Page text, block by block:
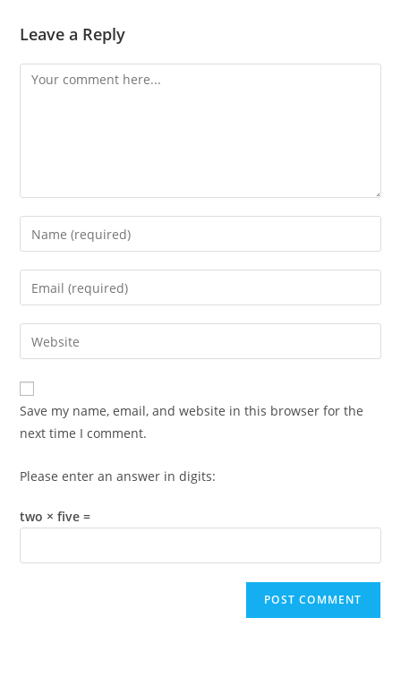
Leave a Reply
Comment
Enter
your
name
comment
Enter
your
email
address
comment
Enter
your
website
URL
(optional)
Save my name, email, and website in this browser for the
next time I comment.
Please enter an answer in digits:
two × five =